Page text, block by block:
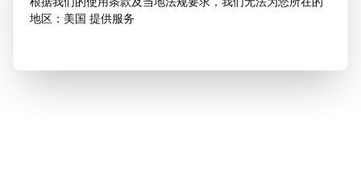
地区：美国 提供服务